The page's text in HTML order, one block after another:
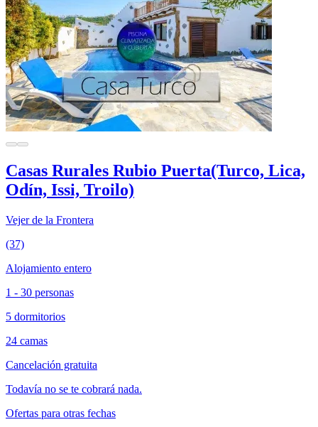
Casas Rurales Rubio Puerta(Turco, Lica,
Odín, Issi, Troilo)
Vejer de la Frontera
(37)
Alojamiento entero
1 - 30 personas
5 dormitorios
24 camas
Cancelación gratuita
Todavía no se te cobrará nada.
Ofertas para otras fechas